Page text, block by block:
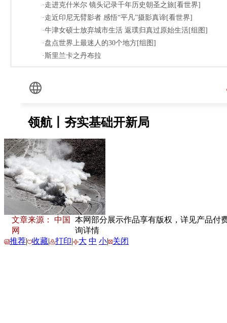
·走进克什米尔 镜头记录千年历史朝圣之旅[看世界]
·走近印尼无臂影者 感悟“平凡”摄影真谛[看世界]
·牛津女硕士放弃城市生活 返璞归真过原始生活[组图]
·盘点世界上最迷人的30个地方[组图]
·斯里兰卡之丹布拉
文章来源： 中国
网
本网部分展示作品享有版权，详见产品付
询详情
推荐| 收藏| 打印| 大 中 小| 关闭